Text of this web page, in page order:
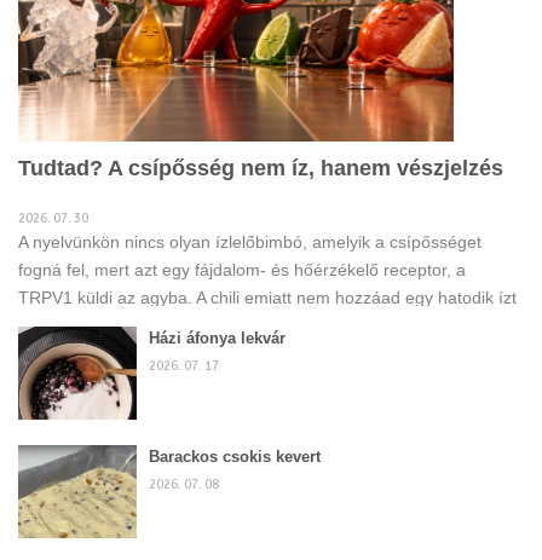
Tudtad? A csípősség nem íz, hanem vészjelzés
2026. 07. 30
A nyelvünkön nincs olyan ízlelőbimbó, amelyik a csípősséget
fogná fel, mert azt egy fájdalom- és hőérzékelő receptor, a
TRPV1 küldi az agyba. A chili emiatt nem hozzáad egy hatodik ízt
az ételhez, hanem belenyúl abba, ahogyan a másik ötöt
érzékeljük, egyeseket felerősít, másokat visszafog. Aki ezt tudja,
tudatosan bánik a szósszal, nem találomra csorgatja az ételre.
Házi áfonya lekvár
2026. 07. 17
Barackos csokis kevert
2026. 07. 08